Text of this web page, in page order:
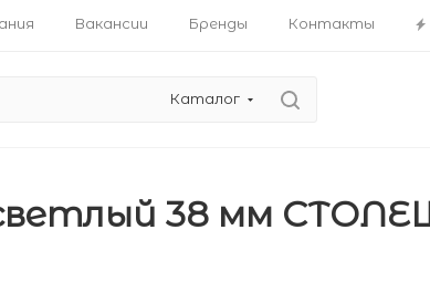
Вакансии Бренды Контакты
Каталог
38 мм